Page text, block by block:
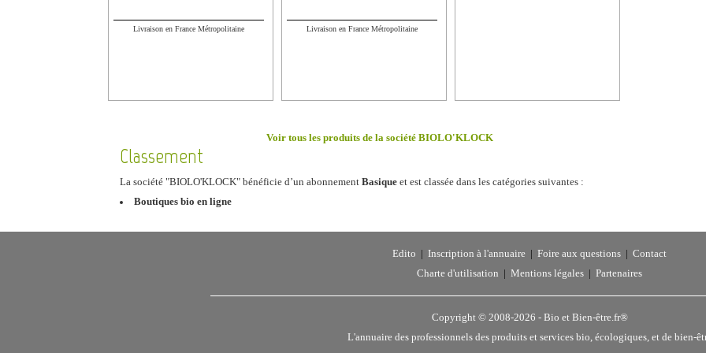
Livraison en France Métropolitaine Livraison en France Métropolitaine
Voir tous les produits de la société BIOLO'KLOCK
Classement
La société "BIOLO'KLOCK" bénéficie d’un abonnement Basique et est classée dans les catégories suivantes :
Boutiques bio en ligne
Edito | Inscription à l'annuaire | Foire aux questions | Contact
Charte d'utilisation | Mentions légales | Partenaires
Copyright © 2008-2026 - Bio et Bien-être.fr®
L'annuaire des professionnels des produits et services bio, écologiques, et de bien-